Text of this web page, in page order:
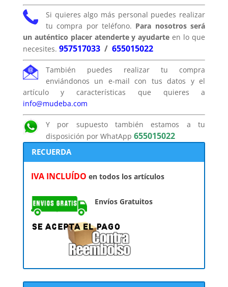
Si quieres algo más personal puedes realizar
tu compra por teléfono. Para nosotros será
un auténtico placer atenderte y ayudarte en lo que
necesites. 957517033/ 655015022
También puedes realizar tu compra
enviándonos un e-mail con tus datos y el
artículo y características que quieres a
info@mudeba.com
Y por supuesto también estamos a tu
disposición por WhatApp 655015022
RECUERDA
IVA INCLUÍDO en todos los artículos
Envíos Gratuitos